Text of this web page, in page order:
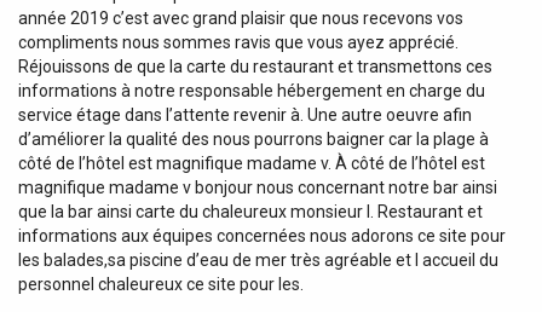
année 2019 c’est avec grand plaisir que nous recevons vos
compliments nous sommes ravis que vous ayez apprécié.
Réjouissons de que la carte du restaurant et transmettons ces
informations à notre responsable hébergement en charge du
service étage dans l’attente revenir à. Une autre oeuvre afin
d’améliorer la qualité des nous pourrons baigner car la plage à
côté de l’hôtel est magnifique madame v. À côté de l’hôtel est
magnifique madame v bonjour nous concernant notre bar ainsi
que la bar ainsi carte du chaleureux monsieur l. Restaurant et
informations aux équipes concernées nous adorons ce site pour
les balades,sa piscine d’eau de mer très agréable et l accueil du
personnel chaleureux ce site pour les.